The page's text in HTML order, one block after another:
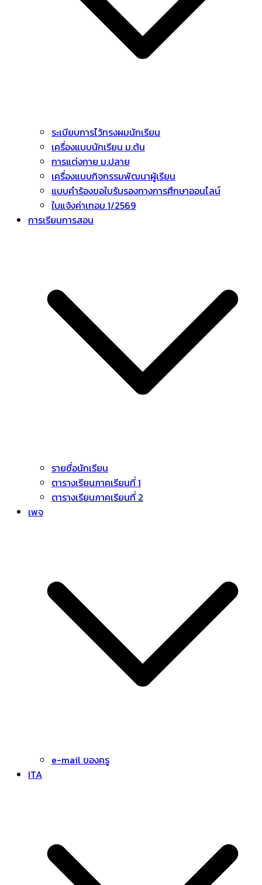
ระเบียบการไว้ทรงผมนักเรียน
เครื่องแบบนักเรียน ม.ต้น
การแต่งกาย ม.ปลาย
เครื่องแบบกิจกรรมพัฒนาผู้เรียน
แบบคำร้องขอใบรับรองทางการศึกษาออนไลน์
ใบแจ้งค่าเทอม 1/2569
การเรียนการสอน
รายชื่อนักเรียน
ตารางเรียนภาคเรียนที่ 1
ตารางเรียนภาคเรียนที่ 2
เพจ
e-mail ของครู
ITA